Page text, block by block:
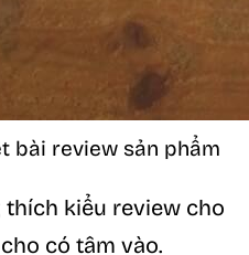
bài review sản phẩm
kiểu review cho
có tâm vào.